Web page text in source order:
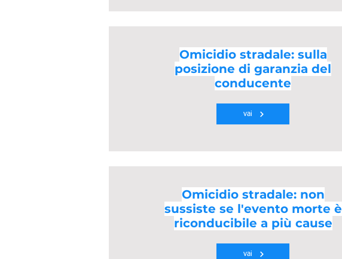
Omicidio stradale: sulla
posizione di garanzia del
conducente
vai
Omicidio stradale: non
sussiste se l'evento morte è
riconducibile a più cause
vai